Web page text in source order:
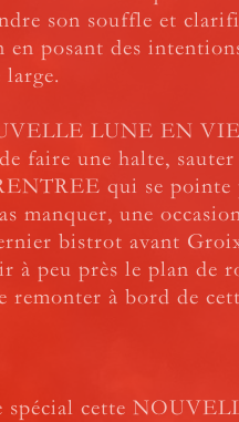
son souffle et
posant des
LUNE EN
faire une halte, sauter
qui se
manquer, une
bistrot avant
à peu près le plan de
remonter à bord de
spécial cette